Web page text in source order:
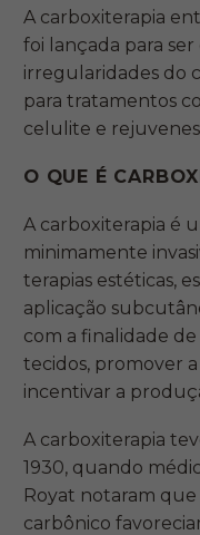
A carboxiterapia
foi lançada para
irregularidades do
para tratamentos
celulite e
O QUE É
A carboxiterapia é
minimamente
terapias estéticas,
aplicação
com a finalidade
tecidos, promover
incentivar a
A carboxiterapia
1930, quando
Royat notaram
carbônico